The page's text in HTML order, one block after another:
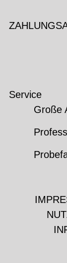
Service
Große